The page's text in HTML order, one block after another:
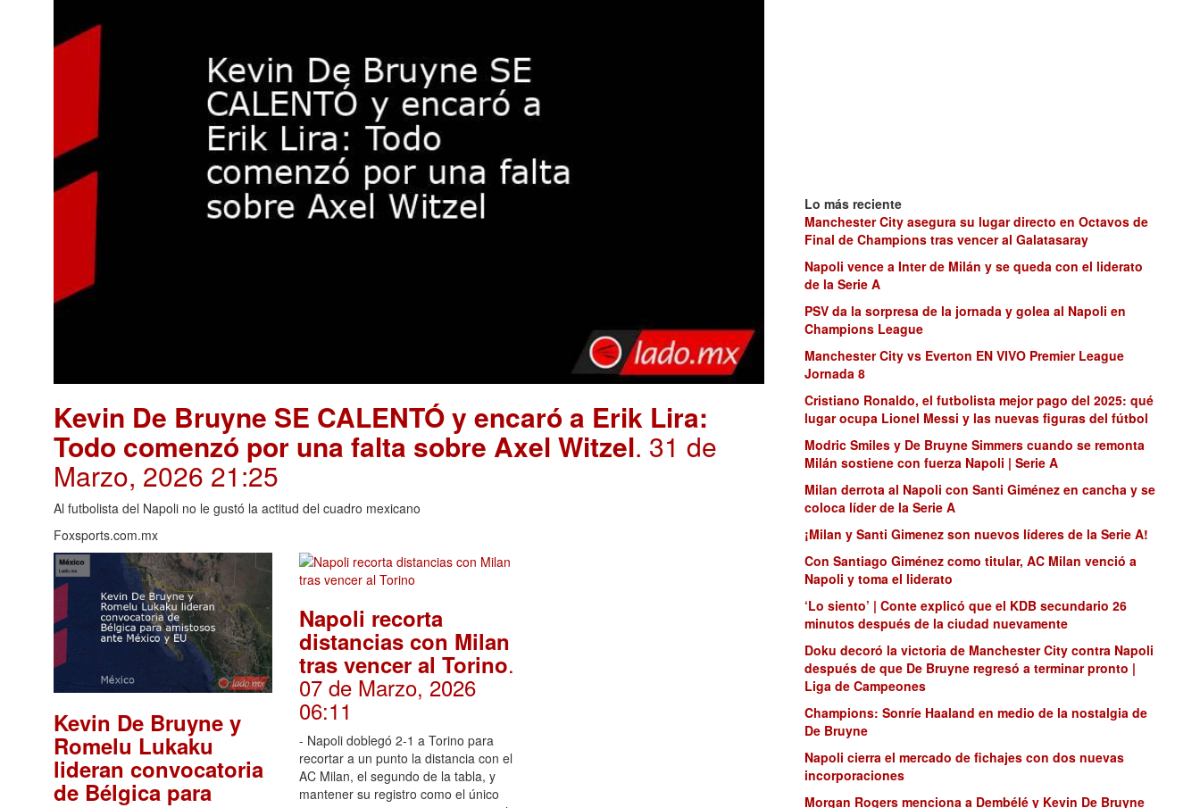
Kevin De Bruyne SE CALENTÓ y encaró a Erik Lira:
Todo comenzó por una falta sobre Axel Witzel. 31 de
Marzo, 2026 21:25
Al futbolista del Napoli no le gustó la actitud del cuadro mexicano
Foxsports.com.mx
Kevin De Bruyne y
Romelu Lukaku
lideran convocatoria
de Bélgica para
Napoli recorta
distancias con Milan
tras vencer al Torino.
07 de Marzo, 2026
06:11
- Napoli doblegó 2-1 a Torino para
recortar a un punto la distancia con el
AC Milan, el segundo de la tabla, y
mantener su registro como el único
Lo más reciente
Manchester City asegura su lugar directo en Octavos de
Final de Champions tras vencer al Galatasaray
Napoli vence a Inter de Milán y se queda con el liderato
de la Serie A
PSV da la sorpresa de la jornada y golea al Napoli en
Champions League
Manchester City vs Everton EN VIVO Premier League
Jornada 8
Cristiano Ronaldo, el futbolista mejor pago del 2025: qué
lugar ocupa Lionel Messi y las nuevas figuras del fútbol
Modric Smiles y De Bruyne Simmers cuando se remonta
Milán sostiene con fuerza Napoli | Serie A
Milan derrota al Napoli con Santi Giménez en cancha y se
coloca líder de la Serie A
¡Milan y Santi Gimenez son nuevos líderes de la Serie A!
Con Santiago Giménez como titular, AC Milan venció a
Napoli y toma el liderato
‘Lo siento’ | Conte explicó que el KDB secundario 26
minutos después de la ciudad nuevamente
Doku decoró la victoria de Manchester City contra Napoli
después de que De Bruyne regresó a terminar pronto |
Liga de Campeones
Champions: Sonríe Haaland en medio de la nostalgia de
De Bruyne
Napoli cierra el mercado de fichajes con dos nuevas
incorporaciones
Morgan Rogers menciona a Dembélé y Kevin De Bruyne